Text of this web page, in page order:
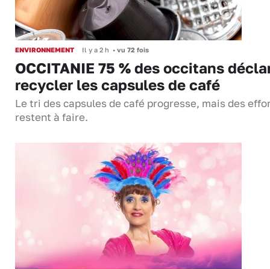
ENVIRONNEMENT Il y a 2 h • vu 72 fois
OCCITANIE 75 % des occitans
recycler les capsules de café
Le tri des capsules de café progresse, mais des
restent à faire.